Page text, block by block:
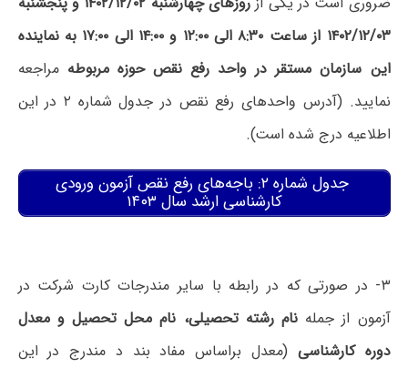
۱۴۰۲/۱۲/۰۳ از ساعت ۸:۳۰ الی ۱۲:۰۰ و ۱۴:۰۰ الی ۱۷:۰۰ به نماینده
این سازمان مستقر در واحد رفع نقص حوزه مربوطه مراجعه
نمایید. (آدرس واحدهای رفع نقص در جدول شماره ۲ در این
اطلاعیه درج شده است).
جدول شماره ۲: باجه‌های رفع نقص آزمون ورودی
کارشناسی ارشد سال ۱۴۰۳
۳- در صورتی که در رابطه با سایر مندرجات کارت شرکت در
آزمون از جمله نام رشته تحصیلی، نام محل تحصیل و معدل
دوره کارشناسی (معدل براساس مفاد بند د مندرج در این